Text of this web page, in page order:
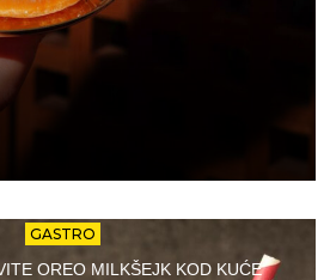
GASTRO
OREO MILKŠEJK KOD KUĆE